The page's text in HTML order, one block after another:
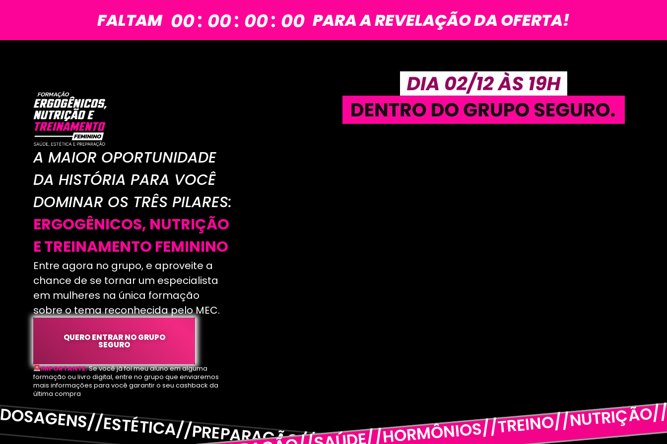
FALTAM 00: 00: 00: 00 PARA A REVELAÇÃO DA OFERTA!
A MAIOR OPORTUNIDADE
DA HISTÓRIA PARA VOCÊ
DOMINAR OS TRÊS PILARES:
ERGOGÊNICOS, NUTRIÇÃO
E TREINAMENTO FEMININO
Entre agora no grupo, e aproveite a
chance de se tornar um especialista
em mulheres na única formação
sobre o tema reconhecida pelo MEC.
QUERO ENTRAR NO GRUPO
SEGURO
IMPORTANTE:Se você já foi meu aluno em alguma
formação ou livro digital, entre no grupo que enviaremos
mais informações para você garantir o seu cashback da
última compra
ESTÉTICA//PREPARAÇÃO//SAÚDE//HORMÔNIOS//TREINO//